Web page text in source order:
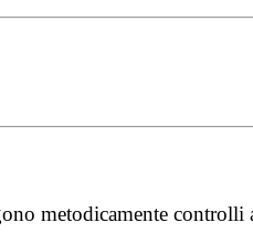
metodicamente controlli